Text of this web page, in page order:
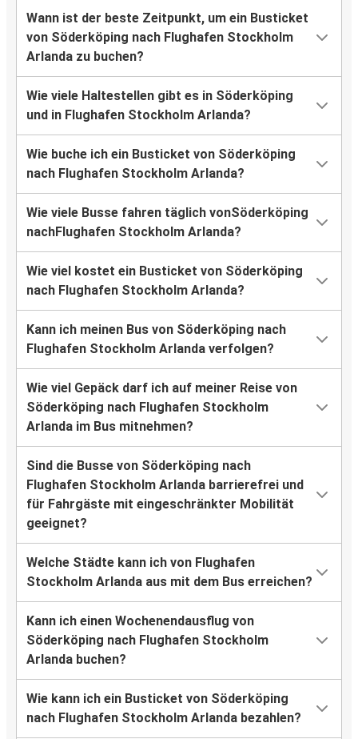
Wann ist der beste Zeitpunkt, um ein Busticket
von Söderköping nach Flughafen Stockholm
Arlanda zu buchen?
Wie viele Haltestellen gibt es in Söderköping
und in Flughafen Stockholm Arlanda?
Wie buche ich ein Busticket von Söderköping
nach Flughafen Stockholm Arlanda?
Wie viele Busse fahren täglich vonSöderköping
nachFlughafen Stockholm Arlanda?
Wie viel kostet ein Busticket von Söderköping
nach Flughafen Stockholm Arlanda?
Kann ich meinen Bus von Söderköping nach
Flughafen Stockholm Arlanda verfolgen?
Wie viel Gepäck darf ich auf meiner Reise von
Söderköping nach Flughafen Stockholm
Arlanda im Bus mitnehmen?
Sind die Busse von Söderköping nach
Flughafen Stockholm Arlanda barrierefrei und
für Fahrgäste mit eingeschränkter Mobilität
geeignet?
Welche Städte kann ich von Flughafen
Stockholm Arlanda aus mit dem Bus erreichen?
Kann ich einen Wochenendausflug von
Söderköping nach Flughafen Stockholm
Arlanda buchen?
Wie kann ich ein Busticket von Söderköping
nach Flughafen Stockholm Arlanda bezahlen?